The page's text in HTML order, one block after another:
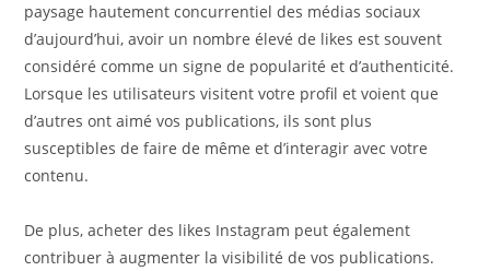
paysage hautement concurrentiel des médias sociaux
d’aujourd’hui, avoir un nombre élevé de likes est souvent
considéré comme un signe de popularité et d’authenticité.
Lorsque les utilisateurs visitent votre profil et voient que
d’autres ont aimé vos publications, ils sont plus
susceptibles de faire de même et d’interagir avec votre
contenu.
De plus, acheter des likes Instagram peut également
contribuer à augmenter la visibilité de vos publications.